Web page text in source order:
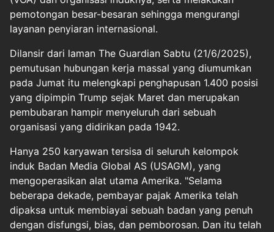
pemotongan besar-besaran sehingga mengurangi
layanan penyiaran internasional.
Dilansir dari laman The Guardian Sabtu (21/6/2025),
pemutusan hubungan kerja massal yang diumumkan
pada Jumat itu melengkapi penghapusan 1.400 posisi
yang dipimpin Trump sejak Maret dan merupakan
pembubaran hampir menyeluruh dari sebuah
organisasi yang didirikan pada 1942.
Hanya 250 karyawan tersisa di seluruh kelompok
induk Badan Media Global AS (USAGM), yang
mengoperasikan alat utama Amerika. "Selama
beberapa dekade, pembayar pajak Amerika telah
dipaksa untuk membiayai sebuah badan yang penuh
dengan disfungsi, bias, dan pemborosan. Dan itu telah